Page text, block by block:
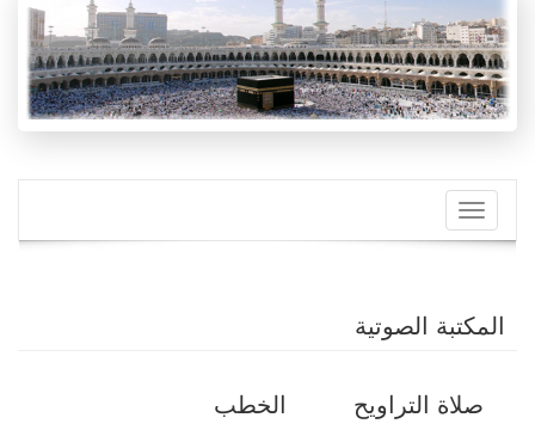
Toggle
navigation
المكتبة الصوتية
التبويبات
الأساسية
صلاة التراويح الخطب